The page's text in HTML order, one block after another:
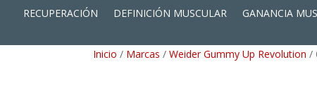
RECUPERACIÓN
DEFINICIÓN MUSCULAR GANANCIA
Inicio / Marcas / Weider Gummy Up Revolution /